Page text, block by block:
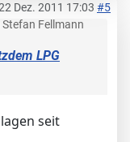
Dez. 2011 17:03 #5
Stefan Fellmann
LPG
seit